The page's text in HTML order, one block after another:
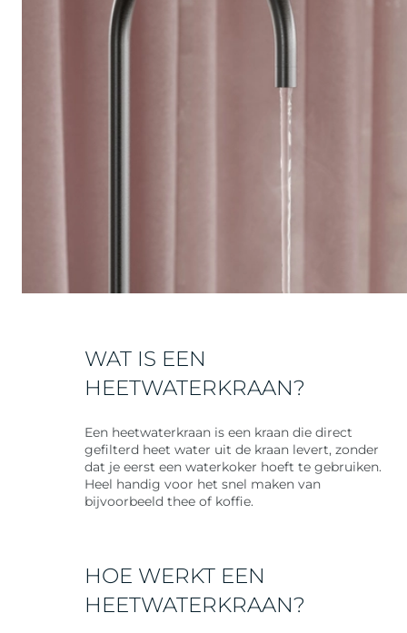
WAT IS EEN
HEETWATERKRAAN?
Een heetwaterkraan is een kraan die direct
gefilterd heet water uit de kraan levert, zonder
dat je eerst een waterkoker hoeft te gebruiken.
Heel handig voor het snel maken van
bijvoorbeeld thee of koffie.
HOE WERKT EEN
HEETWATERKRAAN?